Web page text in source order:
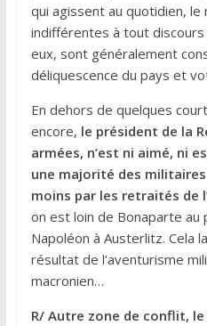
qui agissent au quotidien, le
indifférentes à tout
eux, sont généralement
déliquescence du pays et
En dehors de quelques
encore, le président de la
armées, n’est ni aimé, ni
une majorité des
moins par les retraités de
on est loin de Bonaparte au
Napoléon à Austerlitz. Cela
résultat de l’aventurisme
macronien…
R/ Autre zone de conflit,